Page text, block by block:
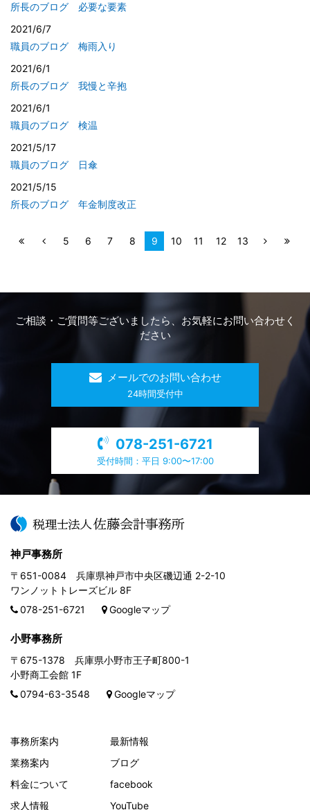
所長のブログ 必要な要素
2021/6/7
職員のブログ 梅雨入り
2021/6/1
所長のブログ 我慢と辛抱
2021/6/1
職員のブログ 検温
2021/5/17
職員のブログ 日傘
2021/5/15
所長のブログ 年金制度改正
5 6 7 8 9 10 11 12 13
ご相談・ご質問等ございましたら、お気軽にお問い合わせく
ださい
メールでのお問い合わせ
​24時間受付中
078-251-6721
受付時間：平日 9:00〜17:00
神戸事務所
〒651-0084 兵庫県神戸市中央区磯辺通 2-2-10
ワンノットトレーズビル 8F
078-251-6721
Googleマップ
小野事務所
〒675-1378 兵庫県小野市王子町800-1
小野商工会館 1F
0794-63-3548
Googleマップ
事務所案内
業務案内
料金について
求人情報
最新情報
ブログ
facebook
YouTube